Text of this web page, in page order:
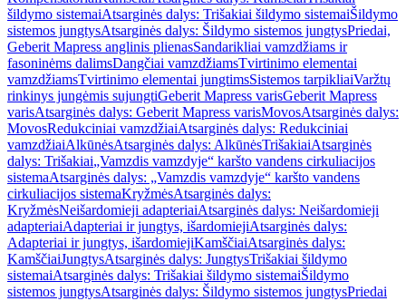
šildymo sistemaiAtsarginės dalys: Trišakiai šildymo sistemaiŠildymo
sistemos jungtysAtsarginės dalys: Šildymo sistemos jungtysPriedai,
Geberit Mapress anglinis plienasSandarikliai vamzdžiams ir
fasoninėms dalimsDangčiai vamzdžiamsTvirtinimo elementai
vamzdžiamsTvirtinimo elementai jungtimsSistemos tarpikliaiVaržtų
rinkinys jungėmis sujungtiGeberit Mapress varisGeberit Mapress
varisAtsarginės dalys: Geberit Mapress varisMovosAtsarginės dalys:
MovosRedukciniai vamzdžiaiAtsarginės dalys: Redukciniai
vamzdžiaiAlkūnėsAtsarginės dalys: AlkūnėsTrišakiaiAtsarginės
dalys: Trišakiai„Vamzdis vamzdyje“ karšto vandens cirkuliacijos
sistemaAtsarginės dalys: „Vamzdis vamzdyje“ karšto vandens
cirkuliacijos sistemaKryžmėsAtsarginės dalys:
KryžmėsNeišardomieji adapteriaiAtsarginės dalys: Neišardomieji
adapteriaiAdapteriai ir jungtys, išardomiejiAtsarginės dalys:
Adapteriai ir jungtys, išardomiejiKamščiaiAtsarginės dalys:
KamščiaiJungtysAtsarginės dalys: JungtysTrišakiai šildymo
sistemaiAtsarginės dalys: Trišakiai šildymo sistemaiŠildymo
sistemos jungtysAtsarginės dalys: Šildymo sistemos jungtysPriedai